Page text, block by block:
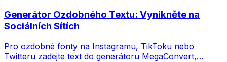
Generátor Ozdobného Textu: Vynikněte na
Sociálních Sítích
Pro ozdobné fonty na Instagramu, TikToku nebo
Twitteru zadejte text do generátoru MegaConvert,